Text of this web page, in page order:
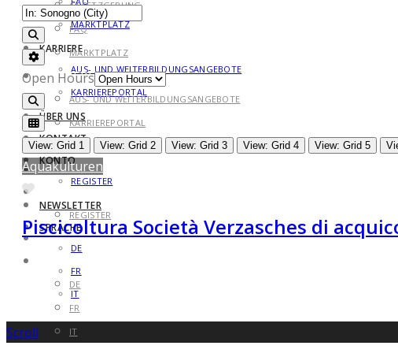
MARKTPLATZ
KARRIERE
AUS- UND WEITERBILDUNGSANGEBOTE
KARRIEREPORTAL
ÜBER UNS
KONTAKT
KONTO
REGISTER
NEWSLETTER
SPRACHE
DE
FR
IT
GESETZGEBUNG
FAQ
MARKTPLATZ
KARRIERE
AUS- UND WEITERBILDUNGSANGEBOTE
KARRIEREPORTAL
ÜBER UNS
KONTAKT
KONTO
REGISTER
NEWSLETTER
DE
FR
IT
Search
Advanced Filters
Open Hours
Search
View: Grid 1 View: Grid 2 View: Grid 3 View: Grid 4 View: Grid 5
Aquakulturen
Favorite
Piscicoltura Società Verzasches di
Scroll